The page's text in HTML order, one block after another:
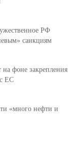
РФ
санкциям
фоне закрепления
ЕС
«много нефти и